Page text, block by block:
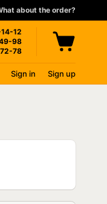
about the order?
12
98
78
Sign in Sign up